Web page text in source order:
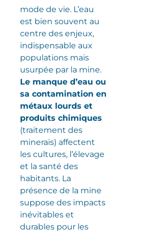
mode de vie. L’eau
est bien souvent au
centre des enjeux,
indispensable aux
populations mais
usurpée par la mine.
Le manque d’eau ou
sa contamination en
métaux lourds et
produits chimiques
(traitement des
minerais) affectent
les cultures, l’élevage
et la santé des
habitants. La
présence de la mine
suppose des impacts
inévitables et
durables pour les